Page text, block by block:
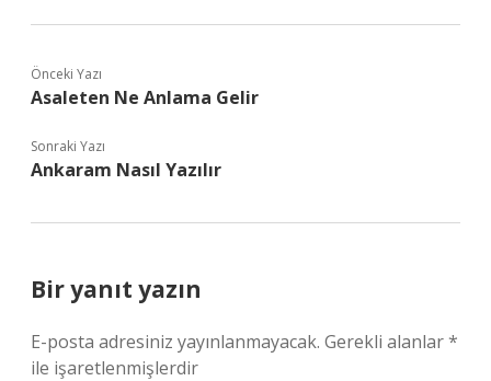
Önceki Yazı
Asaleten Ne Anlama Gelir
Sonraki Yazı
Ankaram Nasıl Yazılır
Bir yanıt yazın
E-posta adresiniz yayınlanmayacak. Gerekli alanlar*
ile işaretlenmişlerdir